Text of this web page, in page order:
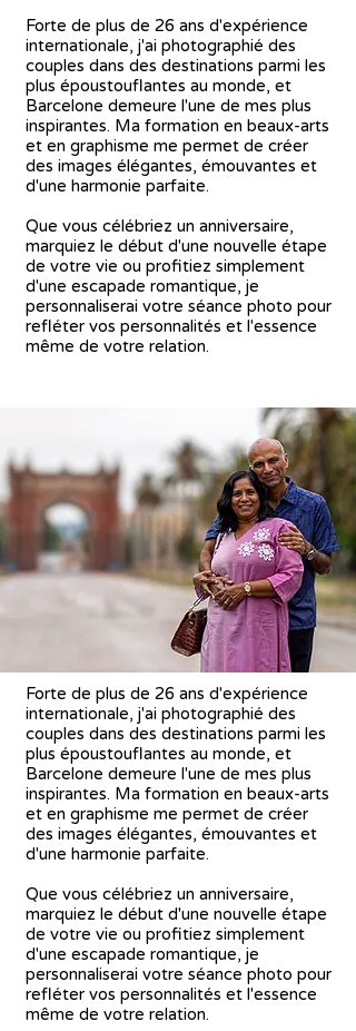
Forte de plus de 26 ans d'expérience
internationale, j'ai photographié des
couples dans des destinations parmi les
plus époustouflantes au monde, et
Barcelone demeure l'une de mes plus
inspirantes. Ma formation en beaux-arts
et en graphisme me permet de créer
des images élégantes, émouvantes et
d'une harmonie parfaite.
Que vous célébriez un anniversaire,
marquiez le début d'une nouvelle étape
de votre vie ou profitiez simplement
d'une escapade romantique, je
personnaliserai votre séance photo pour
refléter vos personnalités et l'essence
même de votre relation.
Forte de plus de 26 ans d'expérience
internationale, j'ai photographié des
couples dans des destinations parmi les
plus époustouflantes au monde, et
Barcelone demeure l'une de mes plus
inspirantes. Ma formation en beaux-arts
et en graphisme me permet de créer
des images élégantes, émouvantes et
d'une harmonie parfaite.
Que vous célébriez un anniversaire,
marquiez le début d'une nouvelle étape
de votre vie ou profitiez simplement
d'une escapade romantique, je
personnaliserai votre séance photo pour
refléter vos personnalités et l'essence
même de votre relation.